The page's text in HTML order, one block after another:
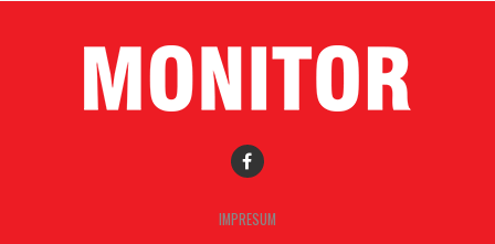
IMPRESUM